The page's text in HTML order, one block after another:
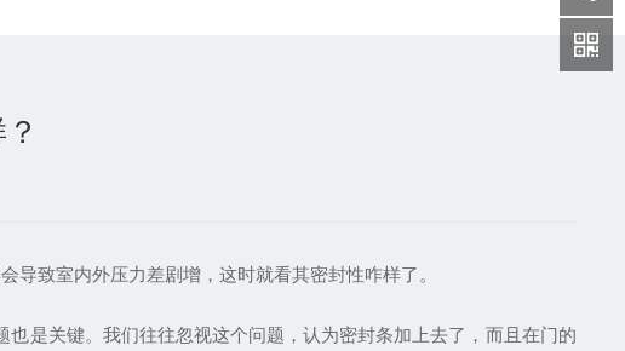
致室内外压力差剧增，这时就看其密封性咋样了。
是关键。我们往往忽视这个问题，认为密封条加上去了，而且在门的